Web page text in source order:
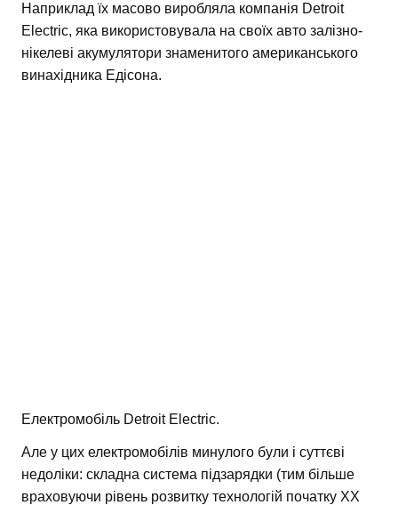
Наприклад їх масово виробляла компанія Detroit
Electric, яка використовувала на своїх авто залізно-
нікелеві акумулятори знаменитого американського
винахідника Едісона.
Електромобіль Detroit Electric.
Але у цих електромобілів минулого були і суттєві
недоліки: складна система підзарядки (тим більше
враховуючи рівень розвитку технологій початку ХХ